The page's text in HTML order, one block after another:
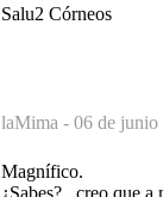
Salu2 Córneos
laMima - 06 de junio
Magnífico.
¿Sabes?...creo que a